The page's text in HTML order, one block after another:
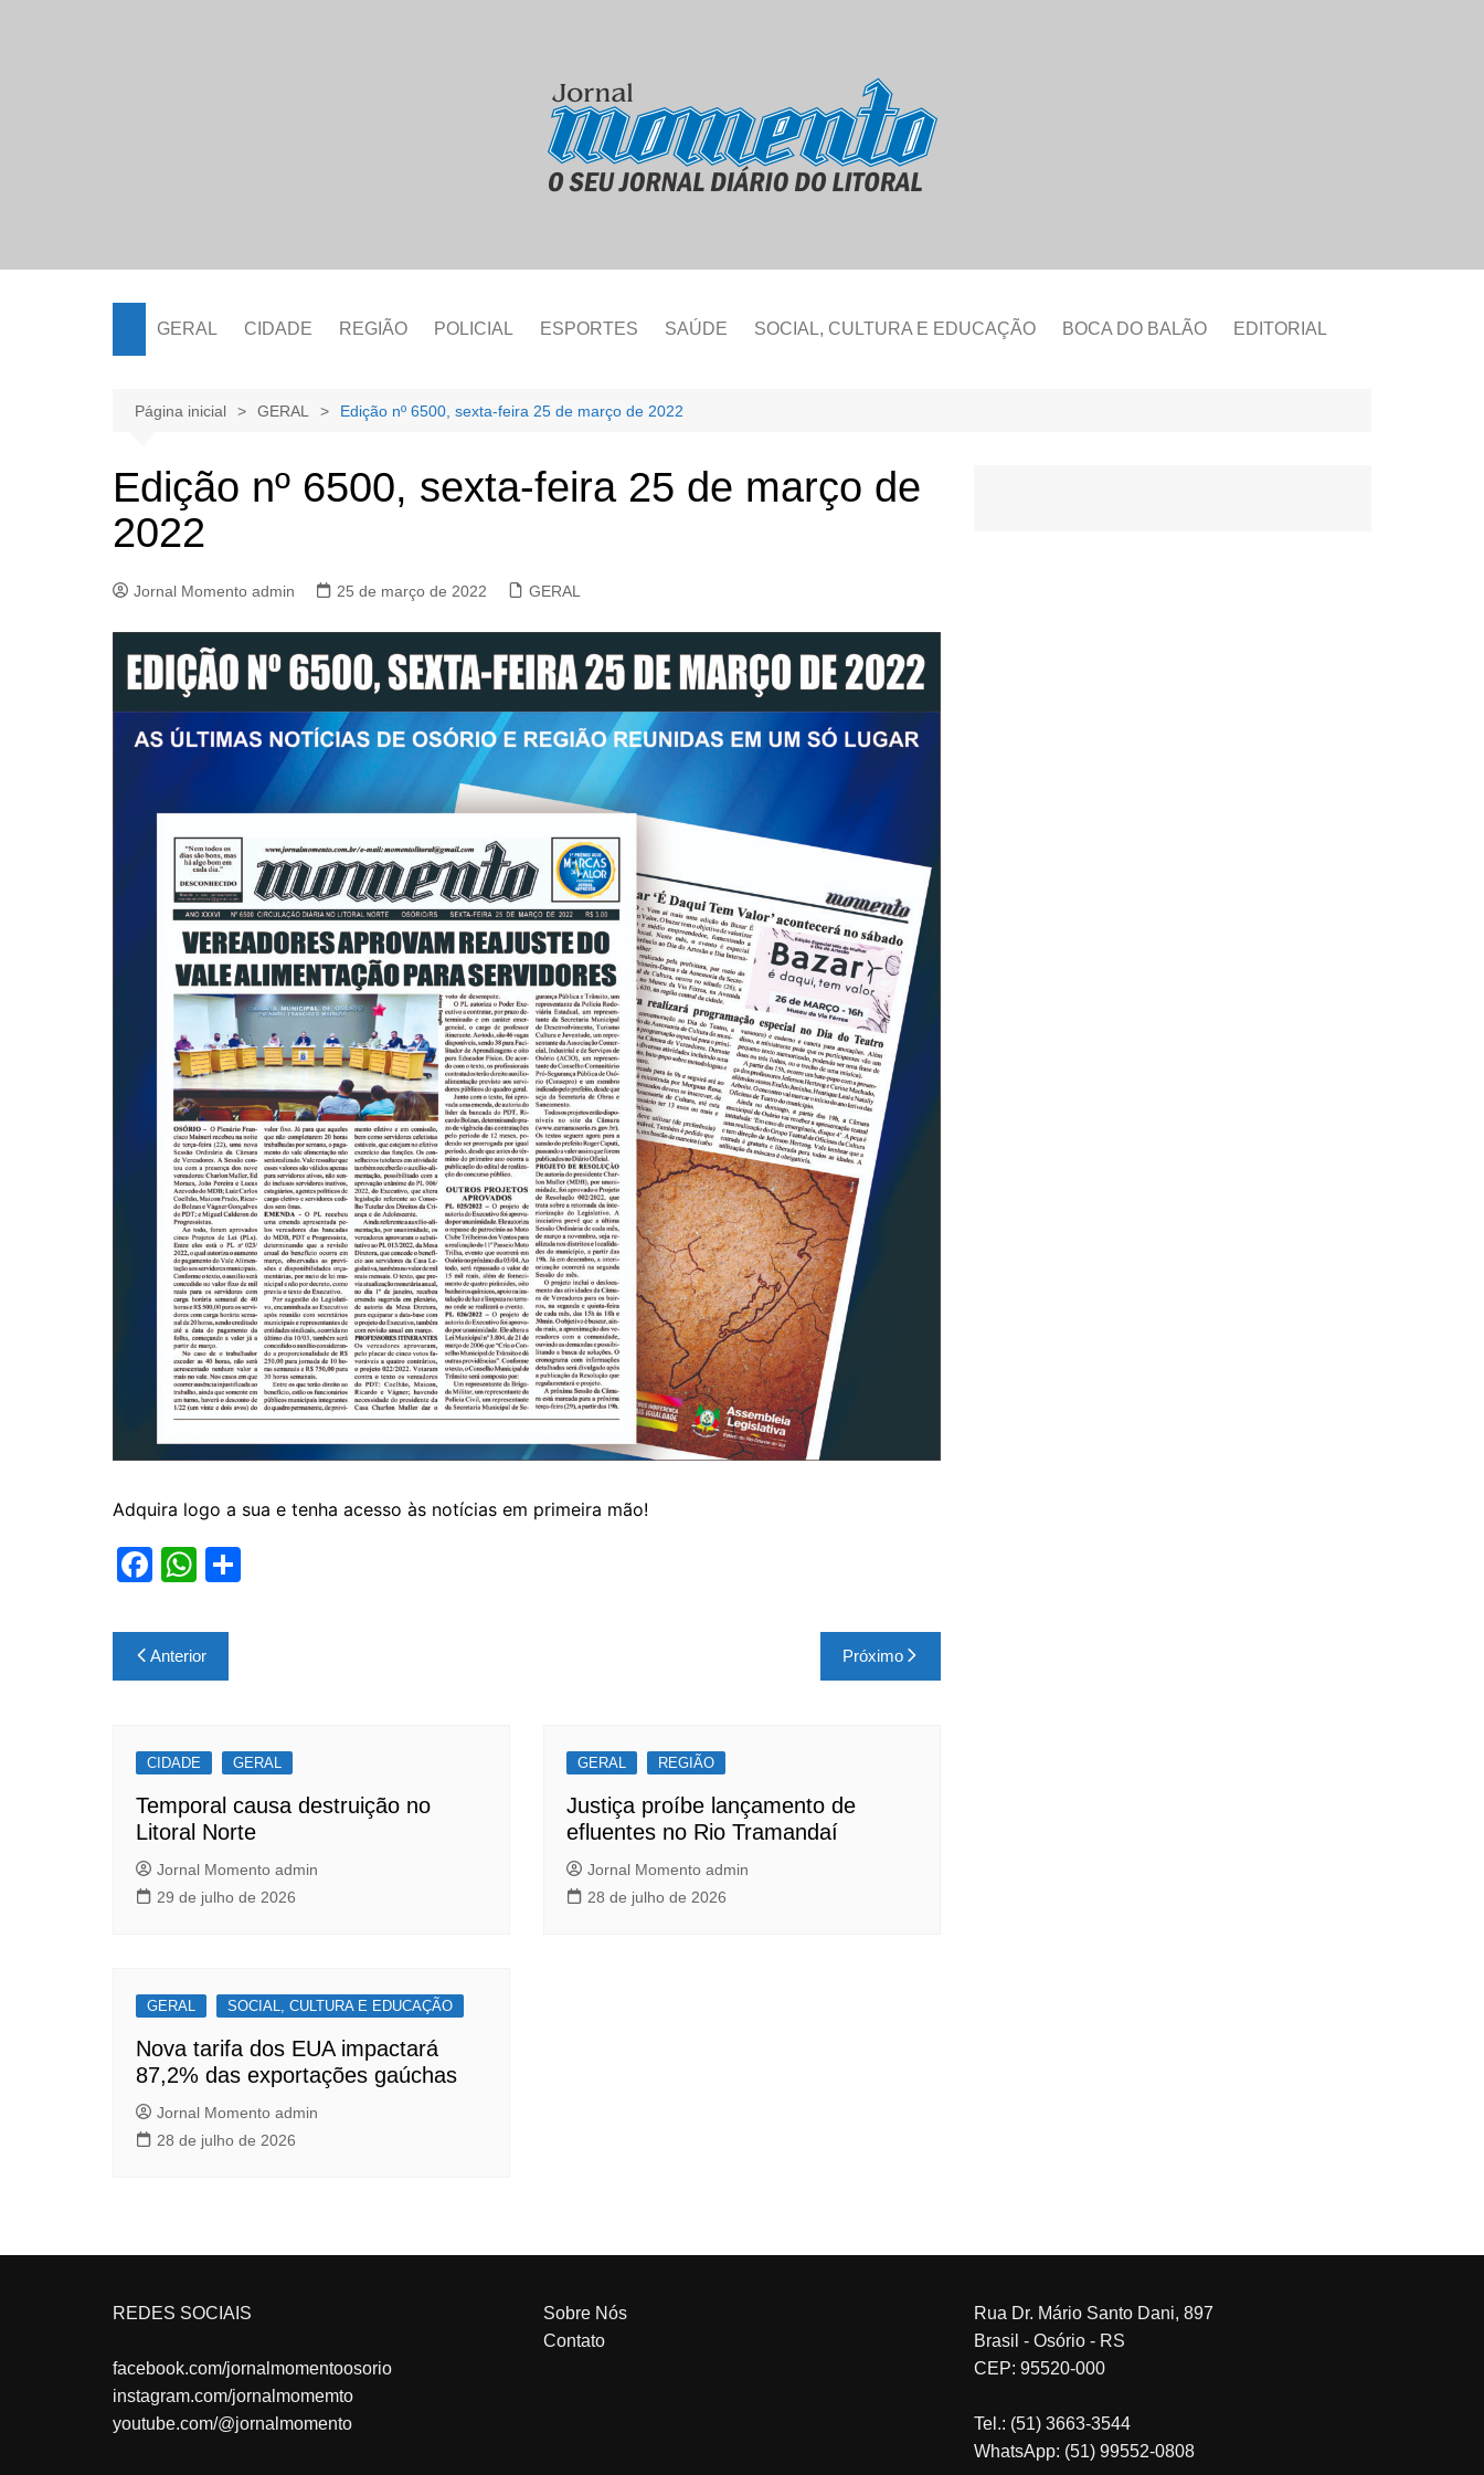
GERAL CIDADE REGIÃO POLICIAL ESPORTES SAÚDE SOCIAL, CULTURA E EDUCAÇÃO BOCA DO BALÃO EDITORIAL
Página inicial GERAL Edição nº 6500, sexta-feira 25 de março de 2022
Edição nº 6500, sexta-feira 25 de março de
2022
Jornal Momento admin 25 de março de 2022 GERAL
Adquira logo a sua e tenha acesso às notícias em primeira mão!
F
c
e
o
o
k
W
at
s
p
p
Navegação
de
Anterior Próximo
CIDADE GERAL
Temporal causa destruição no
Litoral Norte
Jornal Momento admin
29 de julho de 2026
GERAL REGIÃO
Justiça proíbe lançamento de
efluentes no Rio Tramandaí
Jornal Momento admin
28 de julho de 2026
GERAL SOCIAL, CULTURA E EDUCAÇÃO
Nova tarifa dos EUA impactará
87,2% das exportações gaúchas
Jornal Momento admin
28 de julho de 2026
REDES SOCIAIS
facebook.com/jornalmomentoosorio
instagram.com/jornalmomemto
youtube.com/@jornalmomento
Sobre Nós
Contato
Rua Dr. Mário Santo Dani, 897
Brasil - Osório - RS
CEP: 95520-000
Tel.: (51) 3663-3544
WhatsApp: (51) 99552-0808